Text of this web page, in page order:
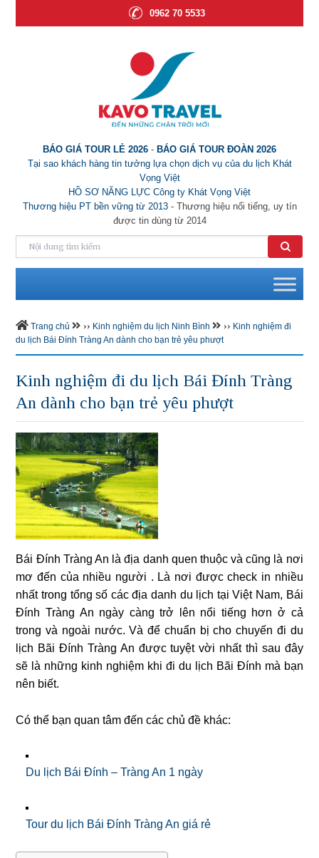
0962 70 5533
BÁO GIÁ TOUR LẺ 2026 - BÁO GIÁ TOUR ĐOÀN 2026
Tại sao khách hàng tin tưởng lựa chọn dịch vụ của du lịch Khát
Vọng Việt
HỒ SƠ NĂNG LỰC Công ty Khát Vọng Việt
Thương hiệu PT bền vững từ 2013- Thương hiệu nổi tiếng, uy tín
được tin dùng từ 2014
Trang chủ ›› Kinh nghiệm du lịch Ninh Bình ›› Kinh nghiệm đi
du lịch Bái Đính Tràng An dành cho bạn trẻ yêu phượt
Kinh nghiệm đi du lịch Bái Đính Tràng
An dành cho bạn trẻ yêu phượt
Bái Đính Tràng An là địa danh quen thuộc và cũng là nơi
mơ đến của nhiều người . Là nơi được check in nhiều
nhất trong tổng số các địa danh du lịch tại Việt Nam, Bái
Đính Tràng An ngày càng trở lên nổi tiếng hơn ở cả
trong và ngoài nước. Và để chuẩn bị cho chuyến đi du
lịch Bãi Đính Tràng An được tuyệt vời nhất thì sau đây
sẽ là những kinh nghiệm khi đi du lịch Bãi Đính mà bạn
nên biết.
Có thể bạn quan tâm đến các chủ đề khác:
Du lịch Bái Đính – Tràng An 1 ngày
Tour du lịch Bái Đính Tràng An giá rẻ